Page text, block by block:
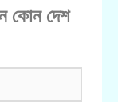
কোন দেশ